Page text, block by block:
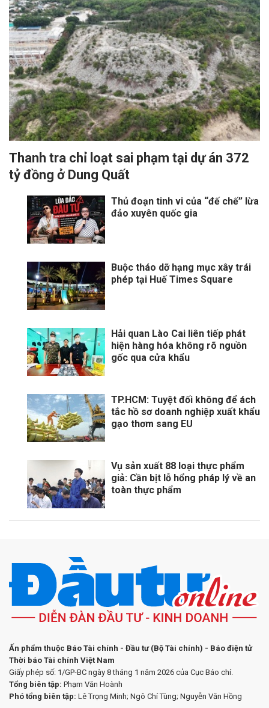
Thanh tra chỉ loạt sai phạm tại dự án 372
tỷ đồng ở Dung Quất
Thủ đoạn tinh vi của “đế chế” lừa
đảo xuyên quốc gia
Buộc tháo dỡ hạng mục xây trái
phép tại Huế Times Square
Hải quan Lào Cai liên tiếp phát
hiện hàng hóa không rõ nguồn
gốc qua cửa khẩu
TP.HCM: Tuyệt đối không để ách
tắc hồ sơ doanh nghiệp xuất khẩu
gạo thơm sang EU
Vụ sản xuất 88 loại thực phẩm
giả: Cần bịt lỗ hổng pháp lý về an
toàn thực phẩm
Ấn phẩm thuộc Báo Tài chính - Đầu tư (Bộ Tài chính) - Báo điện tử
Thời báo Tài chính Việt Nam
Giấy phép số: 1/GP-BC ngày 8 tháng 1 năm 2026 của Cục Báo chí.
Tổng biên tập: Phạm Văn Hoành
Phó tổng biên tập: Lê Trọng Minh; Ngô Chí Tùng; Nguyễn Văn Hồng